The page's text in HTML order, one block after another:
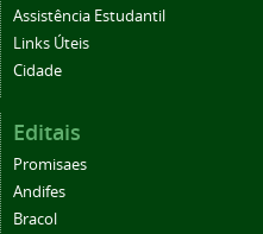
Assistência Estudantil
Links Úteis
Cidade
Editais
Promisaes
Andifes
Bracol